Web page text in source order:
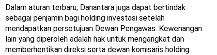
Dalam aturan terbaru, Danantara juga dapat bertindak
sebagai penjamin bagi holding investasi setelah
mendapatkan persetujuan Dewan Pengawas. Kewenangan
lain yang diperoleh adalah hak untuk mengangkat dan
memberhentikan direksi serta dewan komisaris holding